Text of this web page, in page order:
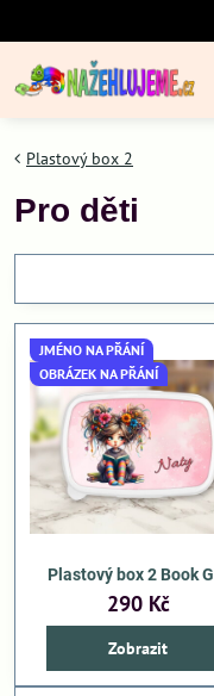
Plastový box 2
Pro děti
JMÉNO NA PŘÁNÍ
OBRÁZEK NA PŘÁNÍ
Plastový box 2 Book
290 Kč
Zobrazit